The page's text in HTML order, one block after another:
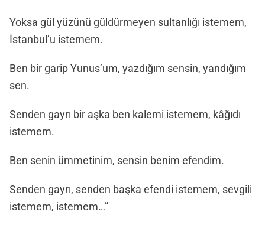
Yoksa gül yüzünü güldürmeyen sultanlığı istemem,
İstanbul’u istemem.
Ben bir garip Yunus’um, yazdığım sensin, yandığım
sen.
Senden gayrı bir aşka ben kalemi istemem, kâğıdı
istemem.
Ben senin ümmetinim, sensin benim efendim.
Senden gayrı, senden başka efendi istemem, sevgili
istemem, istemem…”